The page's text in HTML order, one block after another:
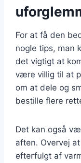
For at få den
nogle tips, man
det vigtigt at
være villig til at
om at dele og
bestille flere
Det kan også
aften. Overvej
efterfulgt af